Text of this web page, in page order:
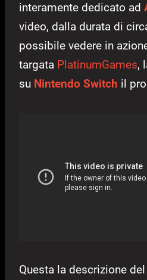
interamente dedicato ad
video, dalla durata di
possibile vedere in
targata PlatinumGames,
su Nintendo Switch il
Questa la descrizione